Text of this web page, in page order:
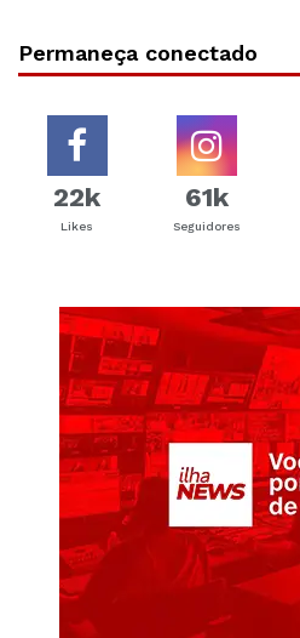
Permaneça conectado
22k
Likes
61k
Seguidores